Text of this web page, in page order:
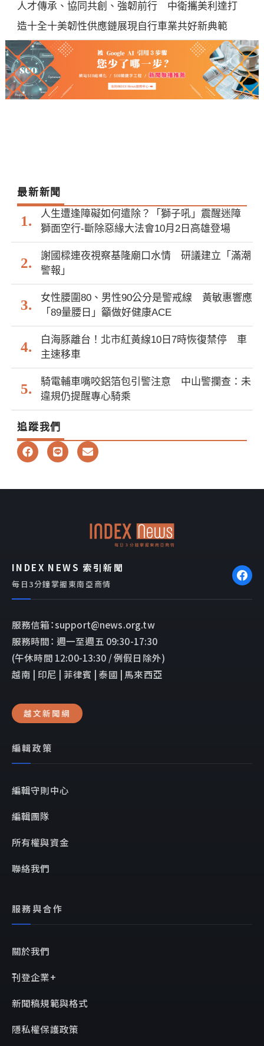
人才傳承、協同共創、強韌前行 中衛攜美利達打
造十全十美韌性供應鏈展現自行車業共好新典範
最新新聞
人生遭逢障礙如何遣除？「獅子吼」震醒迷障
獅面空行-斷除惡緣大法會10月2日高雄登場
謝國樑連夜視察基隆廟口水情 研議建立「滿潮
警報」
女性腰圍80、男性90公分是警戒線 黃敏惠響應
「89量腰日」籲做好健康ACE
白海豚離台！北市紅黃線10日7時恢復禁停 車
主速移車
騎電輔車嘴咬鋁箔包引警注意 中山警攔查：未
違規仍提醒專心騎乘
追蹤我們
F
a
b
L
i
E
n
l
e
INDEX NEWS 索引新聞
每日3分鐘掌握東南亞商情
服務信箱：support@news.org.tw
服務時間： 週一至週五 09:30-17:30
(午休時間 12:00-13:30 / 例假日除外)
越南 | 印尼 | 菲律賓 | 泰國 | 馬來西亞
越文新聞網
編輯政策
編輯守則中心
編輯團隊
所有權與資金
聯絡我們
服務與合作
關於我們
刊登企業+
新聞稿規範與格式
隱私權保護政策